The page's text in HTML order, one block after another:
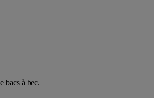
bacs à bec.